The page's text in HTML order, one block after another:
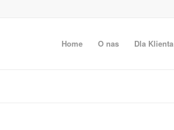
Home O nas Dla Klienta